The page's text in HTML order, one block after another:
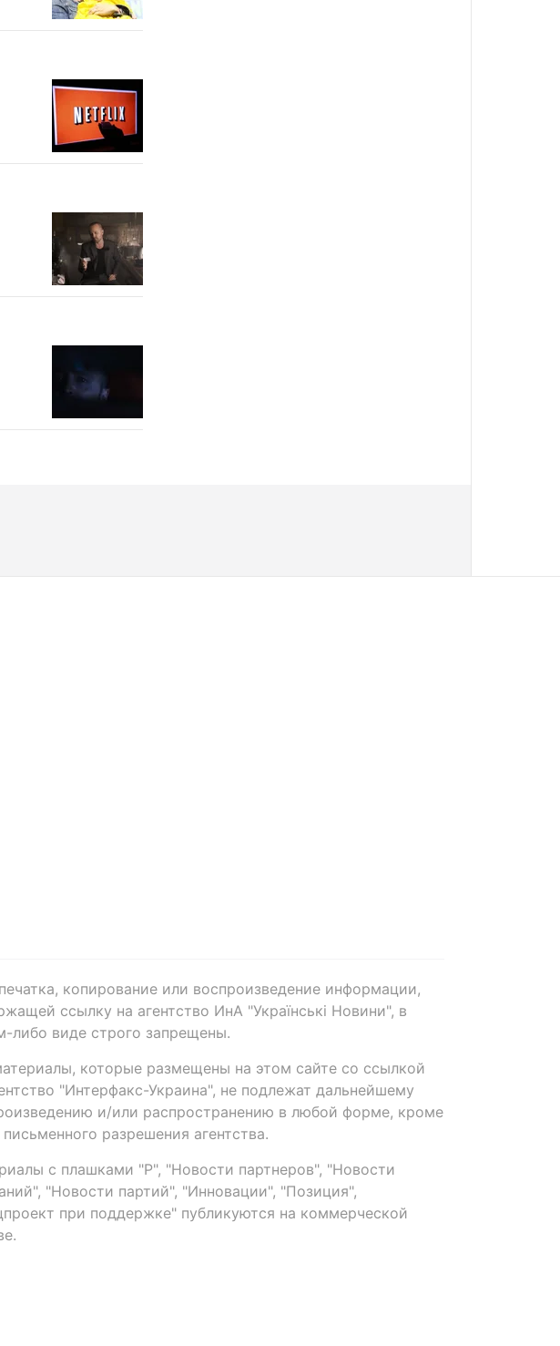
копирование или воспроизведение информации,
ссылку на агентство ИнА "Українські Новини", в
либо виде строго запрещены.
которые размещены на этом сайте со ссылкой
"Интерфакс-Украина", не подлежат дальнейшему
и/или распространению в любой форме, кроме
письменного разрешения агентства.
с плашками "Р", "Новости партнеров", "Новости
"Новости партий", "Инновации", "Позиция",
при поддержке" публикуются на коммерческой